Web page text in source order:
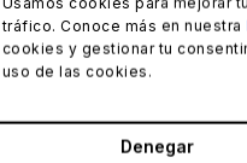
tráfico. Conoce más en nuestra
cookies y gestionar tu
uso de las cookies.
Denegar
de
de